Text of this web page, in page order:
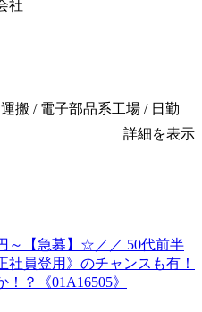
社
搬 / 電子部品系工場 / 日勤
詳細を表示